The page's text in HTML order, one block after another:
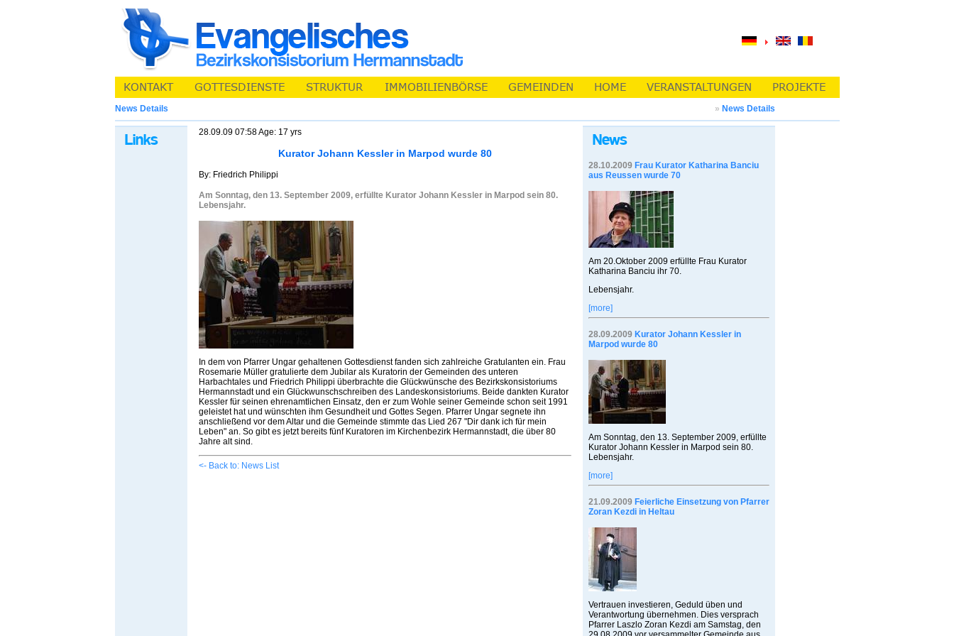
News Details » News Details
28.09.09 07:58 Age: 17 yrs
Kurator Johann Kessler in Marpod wurde 80
By: Friedrich Philippi
Am Sonntag, den 13. September 2009, erfüllte Kurator Johann Kessler in Marpod sein 80.
Lebensjahr.
In dem von Pfarrer Ungar gehaltenen Gottesdienst fanden sich zahlreiche Gratulanten ein. Frau
Rosemarie Müller gratulierte dem Jubilar als Kuratorin der Gemeinden des unteren
Harbachtales und Friedrich Philippi überbrachte die Glückwünsche des Bezirkskonsistoriums
Hermannstadt und ein Glückwunschschreiben des Landeskonsistoriums. Beide dankten Kurator
Kessler für seinen ehrenamtlichen Einsatz, den er zum Wohle seiner Gemeinde schon seit 1991
geleistet hat und wünschten ihm Gesundheit und Gottes Segen. Pfarrer Ungar segnete ihn
anschließend vor dem Altar und die Gemeinde stimmte das Lied 267 "Dir dank ich für mein
Leben" an. So gibt es jetzt bereits fünf Kuratoren im Kirchenbezirk Hermannstadt, die über 80
Jahre alt sind.
<- Back to: News List
28.10.2009 Frau Kurator Katharina Banciu
aus Reussen wurde 70
Am 20.Oktober 2009 erfüllte Frau Kurator
Katharina Banciu ihr 70.
Lebensjahr.
[more]
28.09.2009 Kurator Johann Kessler in
Marpod wurde 80
Am Sonntag, den 13. September 2009, erfüllte
Kurator Johann Kessler in Marpod sein 80.
Lebensjahr.
[more]
21.09.2009 Feierliche Einsetzung von Pfarrer
Zoran Kezdi in Heltau
Vertrauen investieren, Geduld üben und
Verantwortung übernehmen. Dies versprach
Pfarrer Laszlo Zoran Kezdi am Samstag, den